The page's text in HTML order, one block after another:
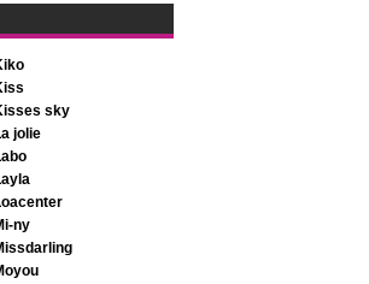
kiko
kiss
kisses sky
la jolie
labo
layla
loacenter
mi-ny
missdarling
moyou